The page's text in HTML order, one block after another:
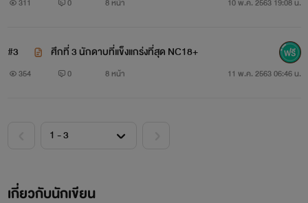
#3 ศึกที่ 3 นักดาบที่แข็งแกร่งที่สุด NC18+
354 0 8 หน้า 11 พ.ค. 2563 06:46 น.
เกี่ยวกับนักเขียน